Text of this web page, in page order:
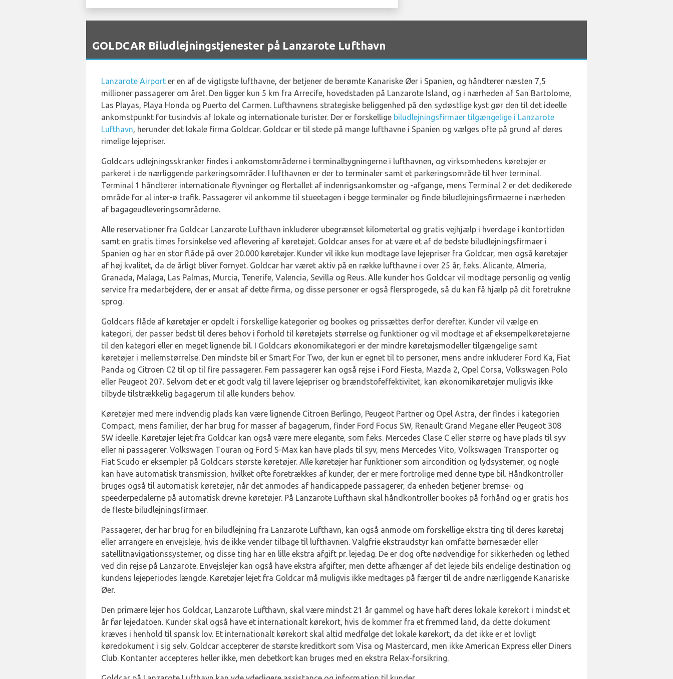
GOLDCAR Biludlejningstjenester på Lanzarote Lufthavn
Lanzarote Airport er en af de vigtigste lufthavne, der betjener de berømte Kanariske Øer i Spanien, og håndterer næsten 7,5
millioner passagerer om året. Den ligger kun 5 km fra Arrecife, hovedstaden på Lanzarote Island, og i nærheden af San Bartolome,
Las Playas, Playa Honda og Puerto del Carmen. Lufthavnens strategiske beliggenhed på den sydøstlige kyst gør den til det ideelle
ankomstpunkt for tusindvis af lokale og internationale turister. Der er forskellige biludlejningsfirmaer tilgængelige i Lanzarote
Lufthavn, herunder det lokale firma Goldcar. Goldcar er til stede på mange lufthavne i Spanien og vælges ofte på grund af deres
rimelige lejepriser.
Goldcars udlejningsskranker findes i ankomstområderne i terminalbygningerne i lufthavnen, og virksomhedens køretøjer er
parkeret i de nærliggende parkeringsområder. I lufthavnen er der to terminaler samt et parkeringsområde til hver terminal.
Terminal 1 håndterer internationale flyvninger og flertallet af indenrigsankomster og -afgange, mens Terminal 2 er det dedikerede
område for al inter-ø trafik. Passagerer vil ankomme til stueetagen i begge terminaler og finde biludlejningsfirmaerne i nærheden
af bagageudleveringsområderne.
Alle reservationer fra Goldcar Lanzarote Lufthavn inkluderer ubegrænset kilometertal og gratis vejhjælp i hverdage i kontortiden
samt en gratis times forsinkelse ved aflevering af køretøjet. Goldcar anses for at være et af de bedste biludlejningsfirmaer i
Spanien og har en stor flåde på over 20.000 køretøjer. Kunder vil ikke kun modtage lave lejepriser fra Goldcar, men også køretøjer
af høj kvalitet, da de årligt bliver fornyet. Goldcar har været aktiv på en række lufthavne i over 25 år, f.eks. Alicante, Almeria,
Granada, Malaga, Las Palmas, Murcia, Tenerife, Valencia, Sevilla og Reus. Alle kunder hos Goldcar vil modtage personlig og venlig
service fra medarbejdere, der er ansat af dette firma, og disse personer er også flersprogede, så du kan få hjælp på dit foretrukne
sprog.
Goldcars flåde af køretøjer er opdelt i forskellige kategorier og bookes og prissættes derfor derefter. Kunder vil vælge en
kategori, der passer bedst til deres behov i forhold til køretøjets størrelse og funktioner og vil modtage et af eksempelkøretøjerne
til den kategori eller en meget lignende bil. I Goldcars økonomikategori er der mindre køretøjsmodeller tilgængelige samt
køretøjer i mellemstørrelse. Den mindste bil er Smart For Two, der kun er egnet til to personer, mens andre inkluderer Ford Ka, Fiat
Panda og Citroen C2 til op til fire passagerer. Fem passagerer kan også rejse i Ford Fiesta, Mazda 2, Opel Corsa, Volkswagen Polo
eller Peugeot 207. Selvom det er et godt valg til lavere lejepriser og brændstofeffektivitet, kan økonomikøretøjer muligvis ikke
tilbyde tilstrækkelig bagagerum til alle kunders behov.
Køretøjer med mere indvendig plads kan være lignende Citroen Berlingo, Peugeot Partner og Opel Astra, der findes i kategorien
Compact, mens familier, der har brug for masser af bagagerum, finder Ford Focus SW, Renault Grand Megane eller Peugeot 308
SW ideelle. Køretøjer lejet fra Goldcar kan også være mere elegante, som f.eks. Mercedes Clase C eller større og have plads til syv
eller ni passagerer. Volkswagen Touran og Ford S-Max kan have plads til syv, mens Mercedes Vito, Volkswagen Transporter og
Fiat Scudo er eksempler på Goldcars største køretøjer. Alle køretøjer har funktioner som aircondition og lydsystemer, og nogle
kan have automatisk transmission, hvilket ofte foretrækkes af kunder, der er mere fortrolige med denne type bil. Håndkontroller
bruges også til automatisk køretøjer, når det anmodes af handicappede passagerer, da enheden betjener bremse- og
speederpedalerne på automatisk drevne køretøjer. På Lanzarote Lufthavn skal håndkontroller bookes på forhånd og er gratis hos
de fleste biludlejningsfirmaer.
Passagerer, der har brug for en biludlejning fra Lanzarote Lufthavn, kan også anmode om forskellige ekstra ting til deres køretøj
eller arrangere en envejsleje, hvis de ikke vender tilbage til lufthavnen. Valgfrie ekstraudstyr kan omfatte børnesæder eller
satellitnavigationssystemer, og disse ting har en lille ekstra afgift pr. lejedag. De er dog ofte nødvendige for sikkerheden og lethed
ved din rejse på Lanzarote. Envejslejer kan også have ekstra afgifter, men dette afhænger af det lejede bils endelige destination og
kundens lejeperiodes længde. Køretøjer lejet fra Goldcar må muligvis ikke medtages på færger til de andre nærliggende Kanariske
Øer.
Den primære lejer hos Goldcar, Lanzarote Lufthavn, skal være mindst 21 år gammel og have haft deres lokale kørekort i mindst et
år før lejedatoen. Kunder skal også have et internationalt kørekort, hvis de kommer fra et fremmed land, da dette dokument
kræves i henhold til spansk lov. Et internationalt kørekort skal altid medfølge det lokale kørekort, da det ikke er et lovligt
køredokument i sig selv. Goldcar accepterer de største kreditkort som Visa og Mastercard, men ikke American Express eller Diners
Club. Kontanter accepteres heller ikke, men debetkort kan bruges med en ekstra Relax-forsikring.